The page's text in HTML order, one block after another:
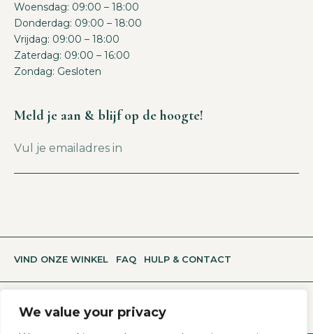
We value your privacy
Woensdag: 09:00 – 18:00
Donderdag: 09:00 – 18:00
Vrijdag: 09:00 – 18:00
Zaterdag: 09:00 – 16:00
Zondag: Gesloten
Meld je aan & blijf op de hoogte!
VIND ONZE WINKEL FAQ HULP & CONTACT